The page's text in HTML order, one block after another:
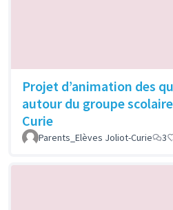
Projet d’animation des
autour du groupe
Curie
Parents_Elèves Joliot-Curie 3